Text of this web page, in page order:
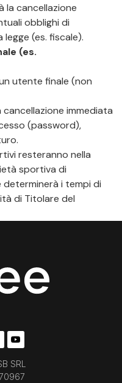
la cancellazione
obblighi di
(es. fiscale).
(es.
utente finale (non
immediata
(password),
resteranno nella
sportiva di
i tempi di
di Titolare del
SRL